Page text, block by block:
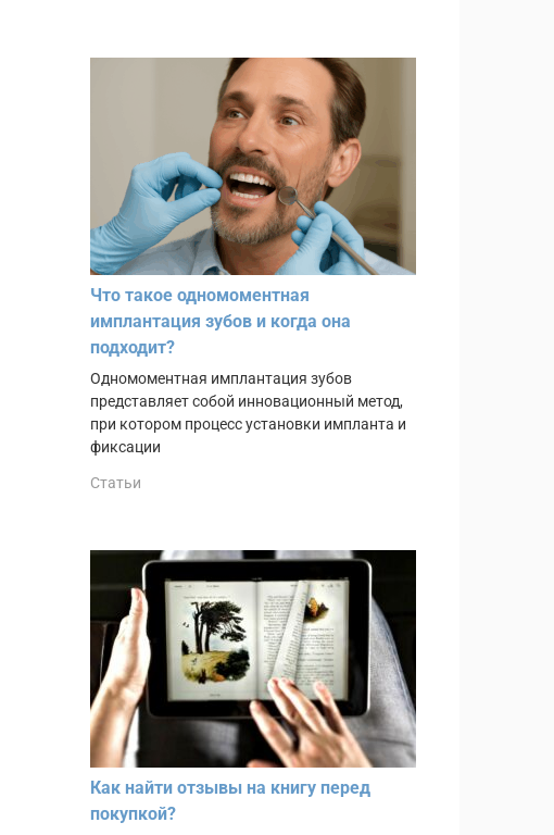
Что такое одномоментная
имплантация зубов и когда она
подходит?
Одномоментная имплантация зубов
представляет собой инновационный метод,
при котором процесс установки импланта и
фиксации
Статьи
Как найти отзывы на книгу перед
покупкой?